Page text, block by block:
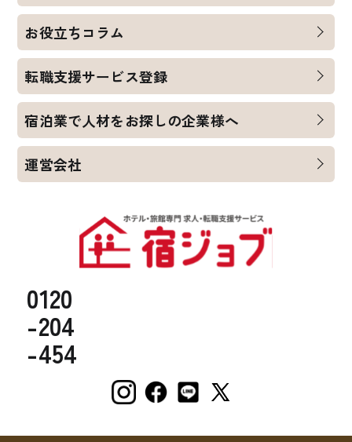
0120
-204
-454
お役立ちコラム
転職支援サービス登録
宿泊業で人材をお探しの企業様へ
運営会社